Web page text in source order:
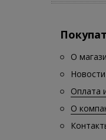
О
Новости
Оплата
О